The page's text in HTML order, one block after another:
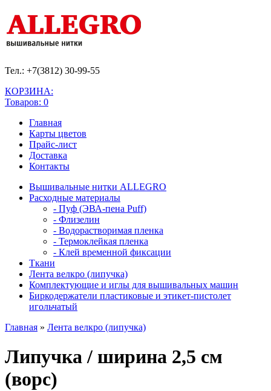
Тел.: +7(3812) 30-99-55
КОРЗИНА:
Товаров: 0
Главная
Карты цветов
Прайс-лист
Доставка
Контакты
Вышивальные нитки ALLEGRO
Расходные материалы
- Пуф (ЭВА-пена Puff)
- Флизелин
- Водорастворимая пленка
- Термоклейкая пленка
- Клей временной фиксации
Ткани
Лента велкро (липучка)
Комплектующие и иглы для вышивальных машин
Биркодержатели пластиковые и этикет-пистолет
игольчатый
Главная » Лента велкро (липучка)
Липучка / ширина 2,5 см
(ворс)